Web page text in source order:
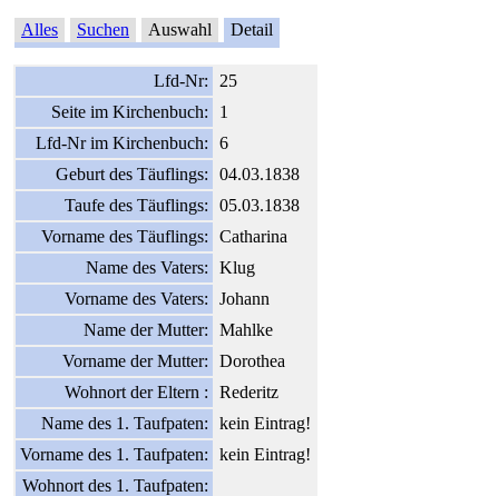
Alles Suchen Auswahl Detail
Lfd-Nr:
25
Seite im Kirchenbuch:
1
Lfd-Nr im Kirchenbuch:
6
Geburt des Täuflings:
04.03.1838
Taufe des Täuflings:
05.03.1838
Vorname des Täuflings:
Catharina
Name des Vaters:
Klug
Vorname des Vaters:
Johann
Name der Mutter:
Mahlke
Vorname der Mutter:
Dorothea
Wohnort der Eltern :
Rederitz
Name des 1. Taufpaten:
kein Eintrag!
Vorname des 1. Taufpaten:
kein Eintrag!
Wohnort des 1. Taufpaten: